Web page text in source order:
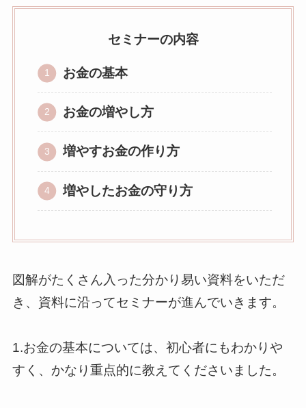
セミナーの内容
お金の基本
お金の増やし方
増やすお金の作り方
増やしたお金の守り方
図解がたくさん入った分かり易い資料をいただ
き、資料に沿ってセミナーが進んでいきます。
1.お金の基本については、初心者にもわかりや
すく、かなり重点的に教えてくださいました。